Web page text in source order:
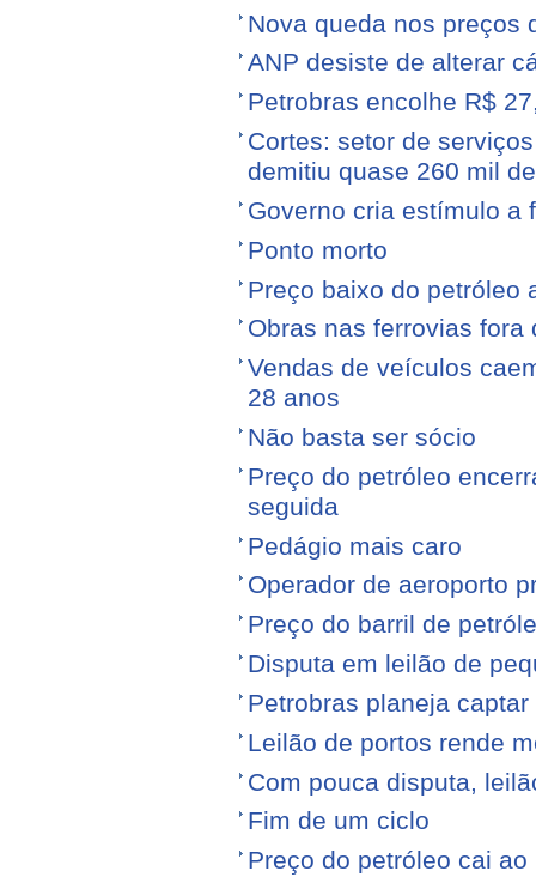
Nova queda nos preços
ANP desiste de alterar
Petrobras encolhe R$
Cortes: setor de
demitiu quase 260 mil
Governo cria estímulo a
Ponto morto
Preço baixo do petróleo
Obras nas ferrovias fora
Vendas de veículos
28 anos
Não basta ser sócio
Preço do petróleo
seguida
Pedágio mais caro
Operador de aeroporto
Preço do barril de
Disputa em leilão de
Petrobras planeja
Leilão de portos rende
Com pouca disputa,
Fim de um ciclo
Preço do petróleo cai